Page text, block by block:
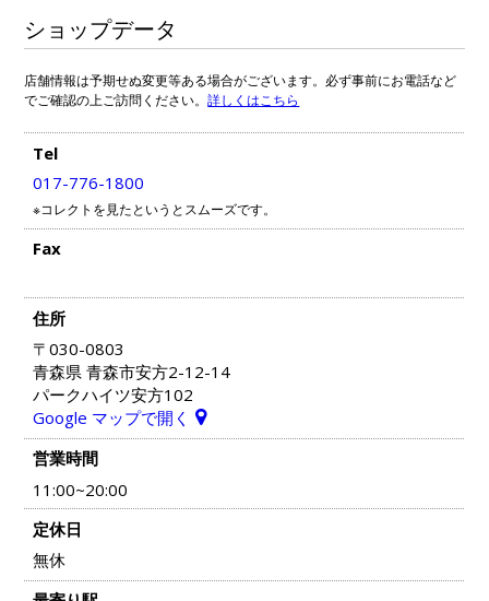
ショップデータ
店舗情報は予期せぬ変更等ある場合がございます。必ず事前にお電話など
でご確認の上ご訪問ください。詳しくはこちら
Tel
017-776-1800
※コレクトを見たというとスムーズです。
Fax
住所
〒030-0803
青森県 青森市安方2-12-14
パークハイツ安方102
Google マップで開く
営業時間
11:00~20:00
定休日
無休